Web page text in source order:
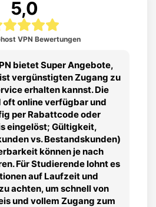
5,0
VPN Bewertungen
bietet Super Angebote,
vergünstigten Zugang zu
erhalten kannst. Die
oft online verfügbar und
per Rabattcode oder
eingelöst; Gültigkeit,
vs. Bestandskunden)
können je nach
Für Studierende lohnt es
auf Laufzeit und
achten, um schnell von
und vollem Zugang zum